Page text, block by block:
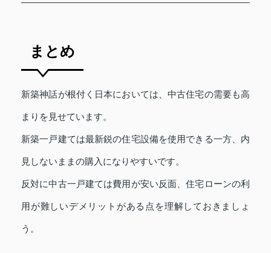
まとめ
新築神話が根付く日本においては、中古住宅の需要も高
まりを見せています。
新築一戸建ては最新鋭の住宅設備を使用できる一方、内
見しないままの購入になりやすいです。
反対に中古一戸建ては費用が安い反面、住宅ローンの利
用が難しいデメリットがある点を理解しておきましょ
う。